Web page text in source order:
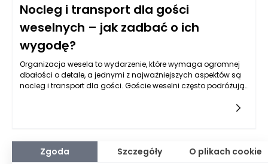
Nocleg i transport dla gości
weselnych – jak zadbać o ich
wygodę?
Organizacja wesela to wydarzenie, które wymaga ogromnej
dbałości o detale, a jednymi z najważniejszych aspektów są
nocleg i transport dla gości. Goście weselni często podróżują
potrzeby i oczekiwania?
Zgoda Szczegóły O plikach cookie